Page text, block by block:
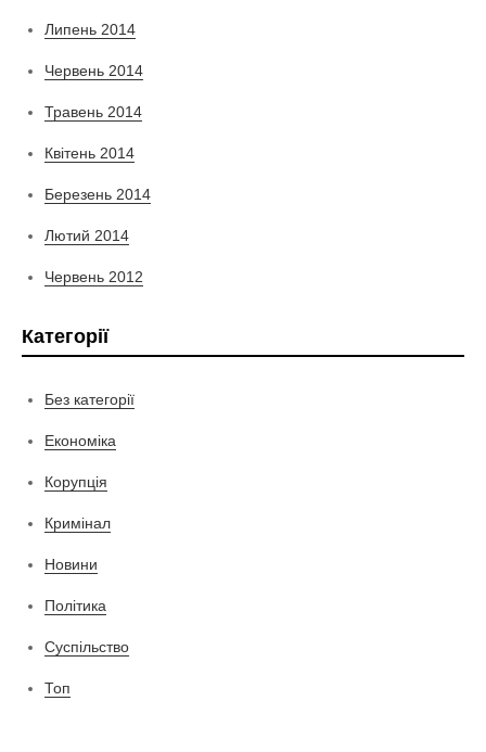
Липень 2014
Червень 2014
Травень 2014
Квітень 2014
Березень 2014
Лютий 2014
Червень 2012
Категорії
Без категорії
Економіка
Корупція
Кримінал
Новини
Політика
Суспільство
Топ